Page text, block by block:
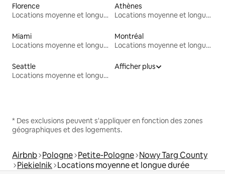
Florence
Locations moyenne et longue durée
Athènes
Locations moyenne et longue durée
Miami
Locations moyenne et longue durée
Montréal
Locations moyenne et longue durée
Seattle
Locations moyenne et longue durée
Afficher plus
* Des exclusions peuvent s'appliquer en fonction des zones
géographiques et des logements.
Airbnb Pologne Petite-Pologne Nowy Targ County
Piekielnik Locations moyenne et longue durée